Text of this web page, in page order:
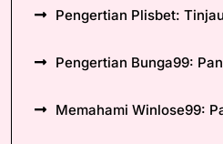
Pengertian Plisbet:
Pengertian Bunga99:
Memahami Winlose99: